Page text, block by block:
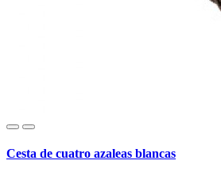
Cesta de cuatro azaleas blancas